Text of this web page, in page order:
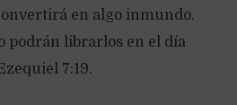
en algo inmundo.
podrán librarlos en el día
7:19.